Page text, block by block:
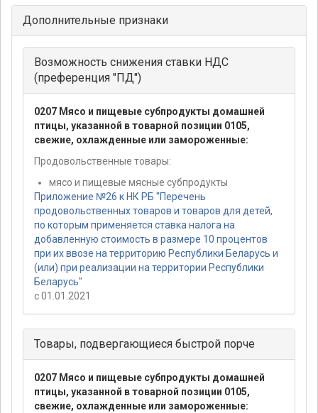
Дополнительные признаки
Возможность снижения ставки НДС
(преференция "ПД")
0207 Мясо и пищевые субпродукты домашней
птицы, указанной в товарной позиции 0105,
свежие, охлажденные или замороженные:
Продовольственные товары:
мясо и пищевые мясные субпродукты
Приложение №26 к НК РБ "Перечень
продовольственных товаров и товаров для детей,
по которым применяется ставка налога на
добавленную стоимость в размере 10 процентов
при их ввозе на территорию Республики Беларусь и
(или) при реализации на территории Республики
Беларусь"
с 01.01.2021
Товары, подвергающиеся быстрой порче
0207 Мясо и пищевые субпродукты домашней
птицы, указанной в товарной позиции 0105,
свежие, охлажденные или замороженные: